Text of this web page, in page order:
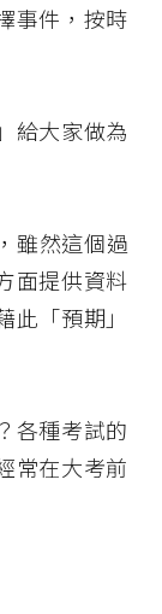
事件，按時
給大家做為
雖然這個過
面提供資料
「預期」
各種考試的
常在大考前